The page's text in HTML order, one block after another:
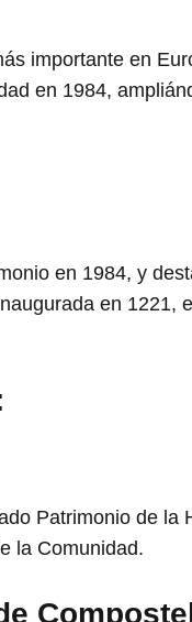
importante en
en 1984,
en 1984, y
en
Patrimonio de
la Comunidad.